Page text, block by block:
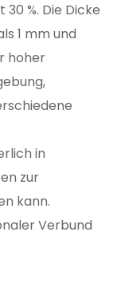
%. Die Dicke
1 mm und
hoher
in
zur
kann.
Verbund